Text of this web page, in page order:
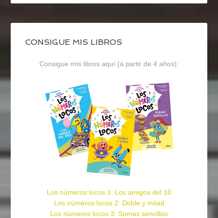
CONSIGUE MIS LIBROS
Consigue mis libros aquí (a partir de 4 años):
Los números locos 1: Los amigos del 10
Los números locos 2: Doble y mitad
Los números locos 3: Sumas sencillas